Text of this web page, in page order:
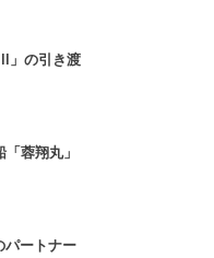
」の引き渡
蓉翔丸」
パートナー